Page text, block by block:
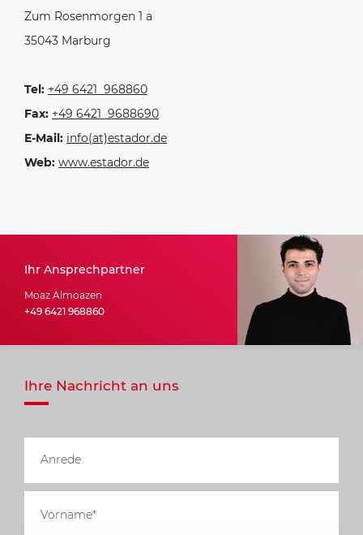
Zum Rosenmorgen 1 a
35043 Marburg
Tel: +49 6421 968860
Fax: +49 6421 9688690
E-Mail: info(at)estador.de
Web: www.estador.de
Ihr Ansprechpartner
Moaz Almoazen
+49 6421 968860
Ihre Nachricht an uns